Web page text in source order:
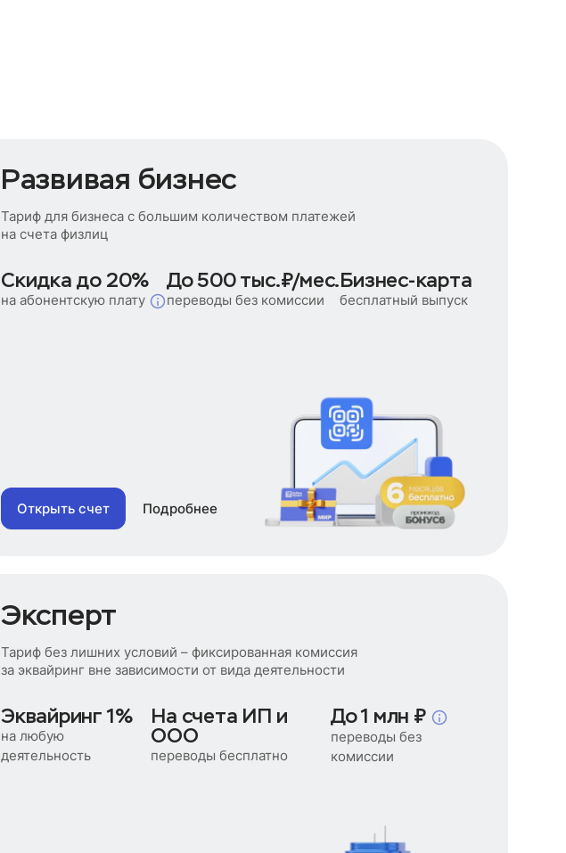
Развивая бизнес
Тариф для бизнеса с большим количеством платежей
на счета физлиц
Скидка до 20%
на абонентскую плату
До 500 тыс.₽/мес.
переводы без комиссии
Бизнес-карта
бесплатный выпуск
Открыть счет Подробнее
Эксперт
Тариф без лишних условий – фиксированная комиссия
за эквайринг вне зависимости от вида деятельности
Эквайринг 1%
на любую
деятельность
На счета ИП и
ООО
переводы бесплатно
До 1 млн ₽
переводы без
комиссии